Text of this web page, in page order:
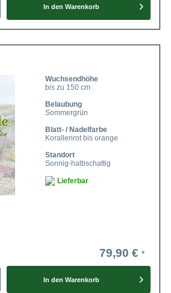
In den Warenkorb
Wuchsendhöhe
bis zu 150 cm
Belaubung
Sommergrün
Blatt- / Nadelfarbe
Korallenrot bis orange
Standort
Sonnig-halbschattig
Lieferbar
79,90 €
In den Warenkorb